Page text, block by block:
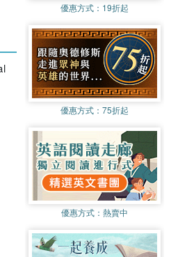
優惠方式： 19折起
優惠方式： 75折起
優惠方式： 熱賣中